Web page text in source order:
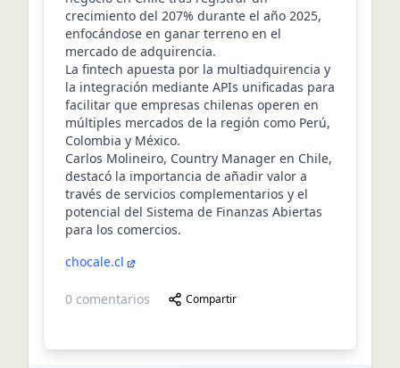
crecimiento del 207% durante el año 2025,
enfocándose en ganar terreno en el
mercado de adquirencia.
La fintech apuesta por la multiadquirencia y
la integración mediante APIs unificadas para
facilitar que empresas chilenas operen en
múltiples mercados de la región como Perú,
Colombia y México.
Carlos Molineiro, Country Manager en Chile,
destacó la importancia de añadir valor a
través de servicios complementarios y el
potencial del Sistema de Finanzas Abiertas
para los comercios.
chocale.cl
0 comentarios Compartir